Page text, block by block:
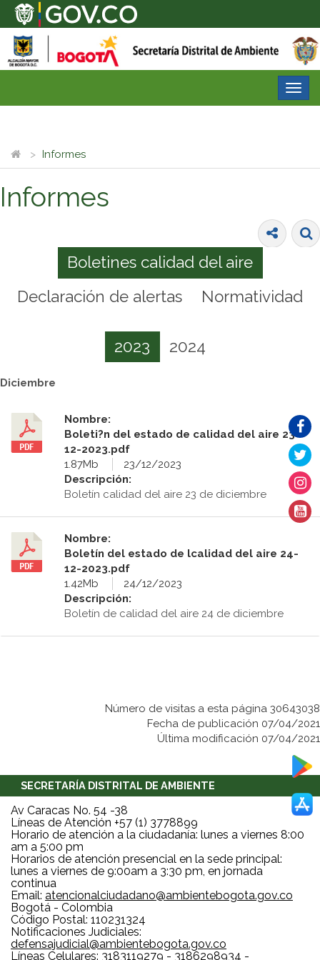
Informes
Informes
Boletines calidad del aire
Declaración de alertas
Normatividad
2023 2024
Diciembre
Nombre:
Boleti?n del estado de calidad del aire 23-
12-2023.pdf
1.87Mb
23/12/2023
Descripción:
Boletín calidad del aire 23 de diciembre
Nombre:
Boletín del estado de lcalidad del aire 24-
12-2023.pdf
1.42Mb
24/12/2023
Descripción:
Boletín de calidad del aire 24 de diciembre
Número de visitas a esta página 30643038
Fecha de publicación 07/04/2021
Última modificación 07/04/2021
SECRETARÍA DISTRITAL DE AMBIENTE
Av Caracas No. 54 -38
Líneas de Atención +57 (1) 3778899
Horario de atención a la ciudadanía: lunes a viernes 8:00
am a 5:00 pm
Horarios de atención presencial en la sede principal:
lunes a viernes de 9:00am a 3:30 pm, en jornada
continua
Email: atencionalciudadano@ambientebogota.gov.co
Bogotá - Colombia
Código Postal: 110231324
Notificaciones Judiciales:
defensajudicial@ambientebogota.gov.co
Líneas Celulares: 3183119279 - 3186298934 -